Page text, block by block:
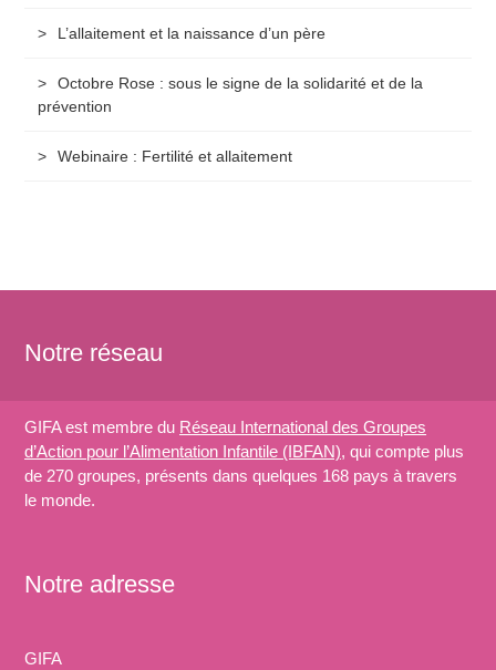
L’allaitement et la naissance d’un père
Octobre Rose : sous le signe de la solidarité et de la
prévention
Webinaire : Fertilité et allaitement
Notre réseau
GIFA est membre du Réseau International des Groupes
d’Action pour l’Alimentation Infantile (IBFAN), qui compte plus
de 270 groupes, présents dans quelques 168 pays à travers
le monde.
Notre adresse
GIFA